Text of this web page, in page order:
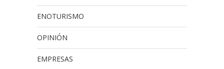
ENOTURISMO
OPINIÓN
EMPRESAS